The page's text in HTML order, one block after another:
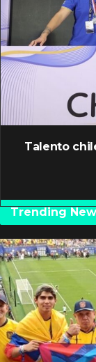
Talento
Trending